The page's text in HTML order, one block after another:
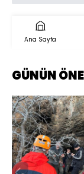
Ana Sayfa
GÜNÜN